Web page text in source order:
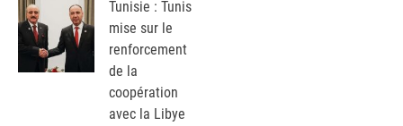
Tunisie : Tunis
mise sur le
renforcement
de la
coopération
avec la Libye